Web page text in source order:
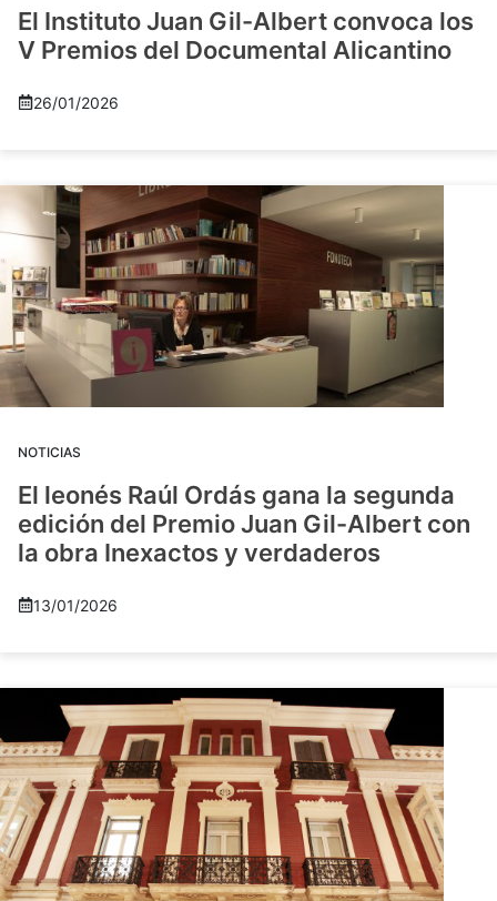
El Instituto Juan Gil-Albert convoca los
V Premios del Documental Alicantino
26/01/2026
NOTICIAS
El leonés Raúl Ordás gana la segunda
edición del Premio Juan Gil-Albert con
la obra Inexactos y verdaderos
13/01/2026